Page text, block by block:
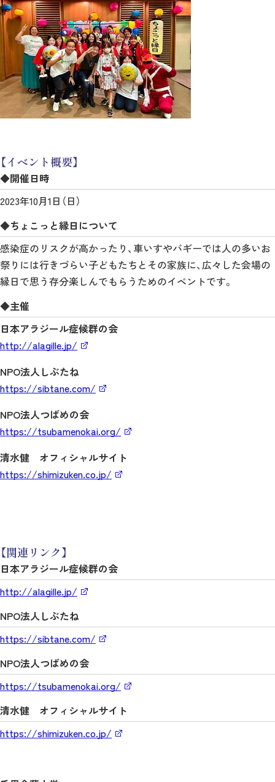
【イベント概要】
◆開催日時
2023年10月1日（日）
◆ちょこっと縁日について
感染症のリスクが高かったり、車いすやバギーでは人の多いお
祭りには行きづらい子どもたちとその家族に、広々した会場の
縁日で思う存分楽しんでもらうためのイベントです。
◆主催
日本アラジール症候群の会
http://alagille.jp/
NPO法人しぶたね
https://sibtane.com/
NPO法人つばめの会
https://tsubamenokai.org/
清水健 オフィシャルサイト
https://shimizuken.co.jp/
【関連リンク】
日本アラジール症候群の会
http://alagille.jp/
NPO法人しぶたね
https://sibtane.com/
NPO法人つばめの会
https://tsubamenokai.org/
清水健 オフィシャルサイト
https://shimizuken.co.jp/